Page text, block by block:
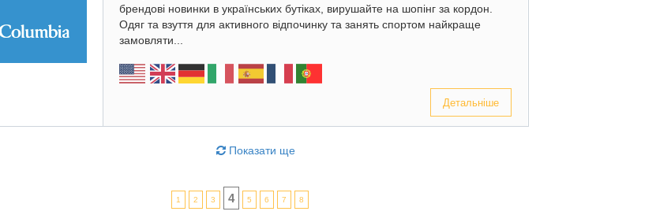
брендові новинки в українських бутіках, вирушайте на шопінг за кордон.
Одяг та взуття для активного відпочинку та занять спортом найкраще
замовляти...
Детальніше
Показати ще
1 2 3 4 5 6 7 8